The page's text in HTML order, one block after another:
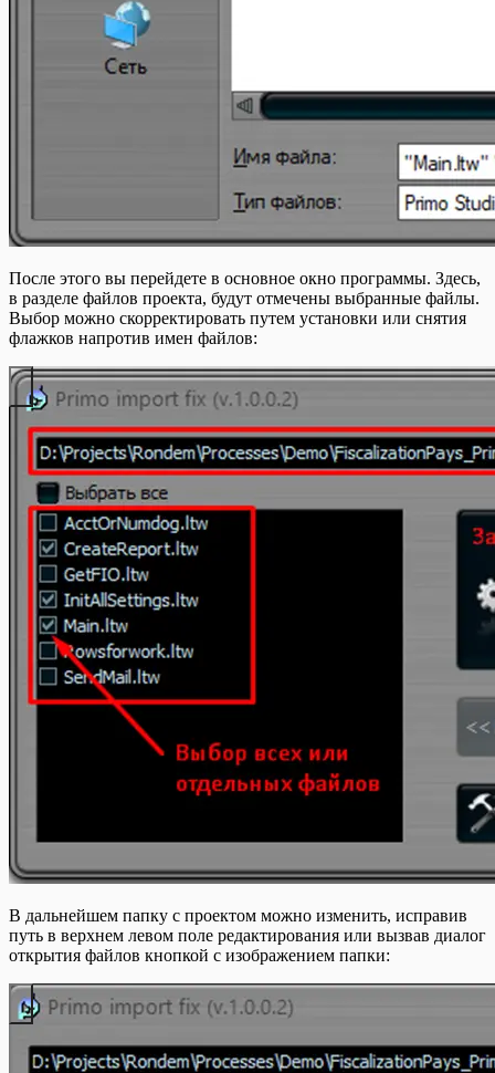
После этого вы перейдете в основное окно программы. Здесь,
в разделе файлов проекта, будут отмечены выбранные файлы.
Выбор можно скорректировать путем установки или снятия
флажков напротив имен файлов:
В дальнейшем папку с проектом можно изменить, исправив
путь в верхнем левом поле редактирования или вызвав диалог
открытия файлов кнопкой с изображением папки: